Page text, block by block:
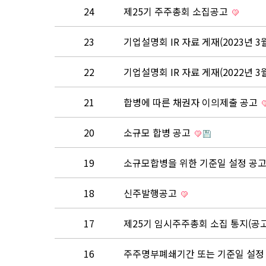
24 제25기 주주총회 소집공고
23 기업설명회 IR 자료 게재(2023년 3
22 기업설명회 IR 자료 게재(2022년 3
21 합병에 따른 채권자 이의제출 공고
20 소규모 합병 공고
19 소규모합병을 위한 기준일 설정 공고
18 신주발행공고
17 제25기 임시주주총회 소집 통지(공
16 주주명부폐쇄기간 또는 기준일 설정